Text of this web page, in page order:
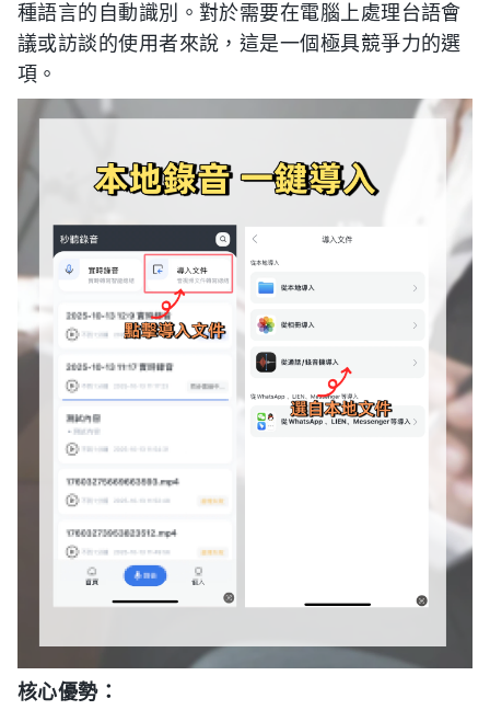
種語言的自動識別。對於需要在電腦上處理台語會
議或訪談的使用者來說，這是一個極具競爭力的選
項。
核心優勢：